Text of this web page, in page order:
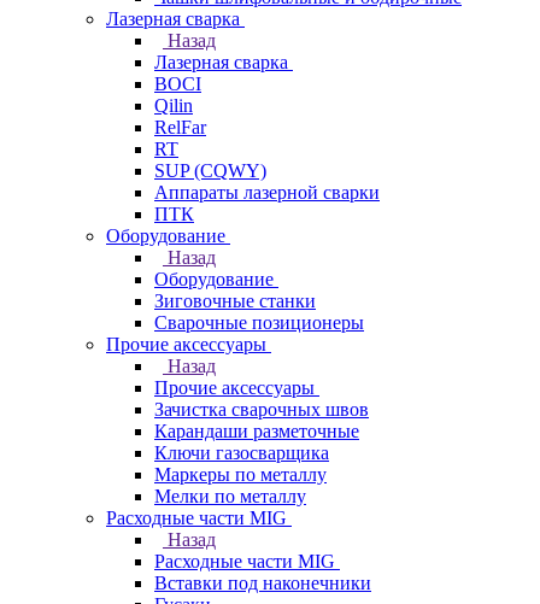
Лазерная сварка
Назад
Лазерная сварка
BOCI
Qilin
RelFar
RT
SUP (CQWY)
Аппараты лазерной сварки
ПТК
Оборудование
Назад
Оборудование
Зиговочные станки
Сварочные позиционеры
Прочие аксессуары
Назад
Прочие аксессуары
Зачистка сварочных швов
Карандаши разметочные
Ключи газосварщика
Маркеры по металлу
Мелки по металлу
Расходные части MIG
Назад
Расходные части MIG
Вставки под наконечники